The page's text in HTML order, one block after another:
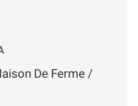
De Ferme /